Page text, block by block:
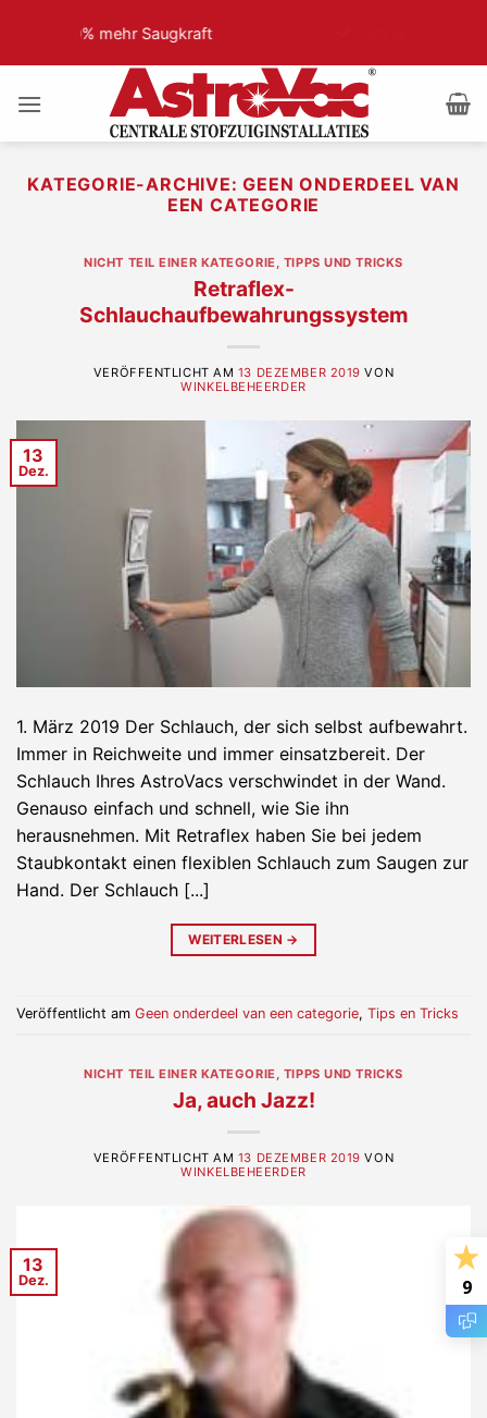
springen
75% weniger Motorgeräusch
KATEGORIE-ARCHIVE:GEEN ONDERDEEL VAN
EEN CATEGORIE
NICHT TEIL EINER KATEGORIE, TIPPS UND TRICKS
Retraflex-
Schlauchaufbewahrungssystem
VERÖFFENTLICHT AM 13 DEZEMBER 2019 VON
WINKELBEHEERDER
13
Dez.
1. März 2019 Der Schlauch, der sich selbst aufbewahrt.
Immer in Reichweite und immer einsatzbereit. Der
Schlauch Ihres AstroVacs verschwindet in der Wand.
Genauso einfach und schnell, wie Sie ihn
herausnehmen. Mit Retraflex haben Sie bei jedem
Staubkontakt einen flexiblen Schlauch zum Saugen zur
Hand. Der Schlauch [...]
WEITERLESEN →
Veröffentlicht am Geen onderdeel van een categorie, Tips en Tricks
NICHT TEIL EINER KATEGORIE, TIPPS UND TRICKS
Ja, auch Jazz!
VERÖFFENTLICHT AM 13 DEZEMBER 2019 VON
WINKELBEHEERDER
13
Dez. 9